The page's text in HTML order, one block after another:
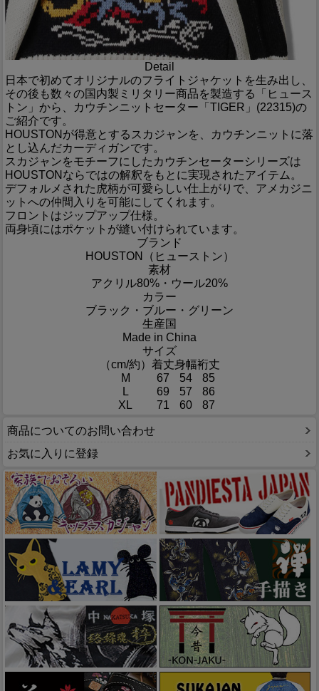
Detail
日本で初めてオリジナルのフライトジャケットを生み出し、
その後も数々の国内製ミリタリー商品を製造する「ヒュース
トン」から、カウチンニットセーター「TIGER」(22315)の
ご紹介です。
HOUSTONが得意とするスカジャンを、カウチンニットに落
とし込んだカーディガンです。
スカジャンをモチーフにしたカウチンセーターシリーズは
HOUSTONならではの解釈をもとに実現されたアイテム。
デフォルメされた虎柄が可愛らしい仕上がりで、アメカジニ
ットへの仲間入りを可能にしてくれます。
フロントはジップアップ仕様。
両身頃にはポケットが縫い付けられています。
ブランド
HOUSTON（ヒューストン）
素材
アクリル80%・ウール20%
カラー
ブラック・ブルー・グリーン
生産国
Made in China
サイズ
（cm/約） 着丈身幅裄丈
M
67 54
85
L
69 57
86
XL
71 60 87
商品についてのお問い合わせ
お気に入りに登録